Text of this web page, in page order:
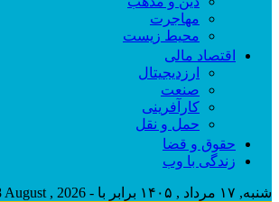
مهاجرت
محیط زیست
اقتصاد مالی
ارزدیجیتال
صنعت
کارآفرینی
حمل و نقل
حقوق و قضا
زندگی با وب
شنبه, ۱۷ مرداد , ۱۴۰۵ برابر با - Saturday, 8 August , 2026